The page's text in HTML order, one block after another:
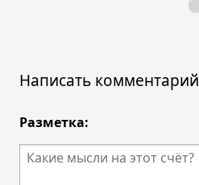
Написать комментарий
Разметка: